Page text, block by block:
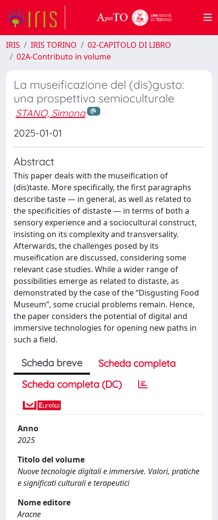
IRIS IRIS TORINO
02-CAPITOLO DI LIBRO
02A-Contributo in volume
La museificazione del (dis)gusto:
una prospettiva semioculturale
STANO, Simona
2025-01-01
Abstract
This paper deals with the museification of
(dis)taste. More specifically, the first paragraphs
describe taste — in general, as well as related to
the specificities of distaste — in terms of both a
sensory experience and a sociocultural construct,
insisting on its complexity and transversality.
Afterwards, the challenges posed by its
museification are discussed, considering some
relevant case studies. While a wider range of
possibilities emerge as related to distaste, as
demonstrated by the case of the “Disgusting Food
Museum”, some crucial problems remain. Hence,
the paper considers the potential of digital and
immersive technologies for opening new paths in
such a field.
Scheda breve
Scheda completa
Scheda completa (DC)
Anno
2025
Titolo del volume
Nuove tecnologie digitali e immersive. Valori, pratiche
e significati culturali e terapeutici
Nome editore
Aracne